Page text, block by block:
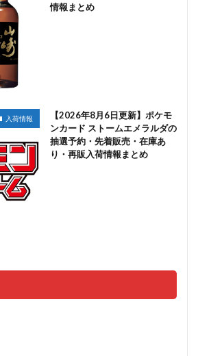
情報まとめ
入荷情報
【2026年8月6日更新】ポケモ
ンカード ストームエメラルダの
抽選予約・先着販売・在庫あ
り・再販入荷情報まとめ